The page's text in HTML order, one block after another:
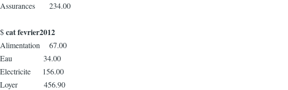
Assurances 234.00
$cat fevrier2012
Alimentation 67.00
Eau 34.00
Electricite 156.00
Loyer 456.90